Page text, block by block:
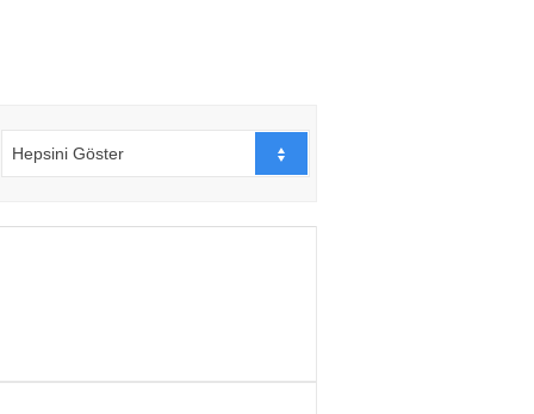
Hepsini Göster